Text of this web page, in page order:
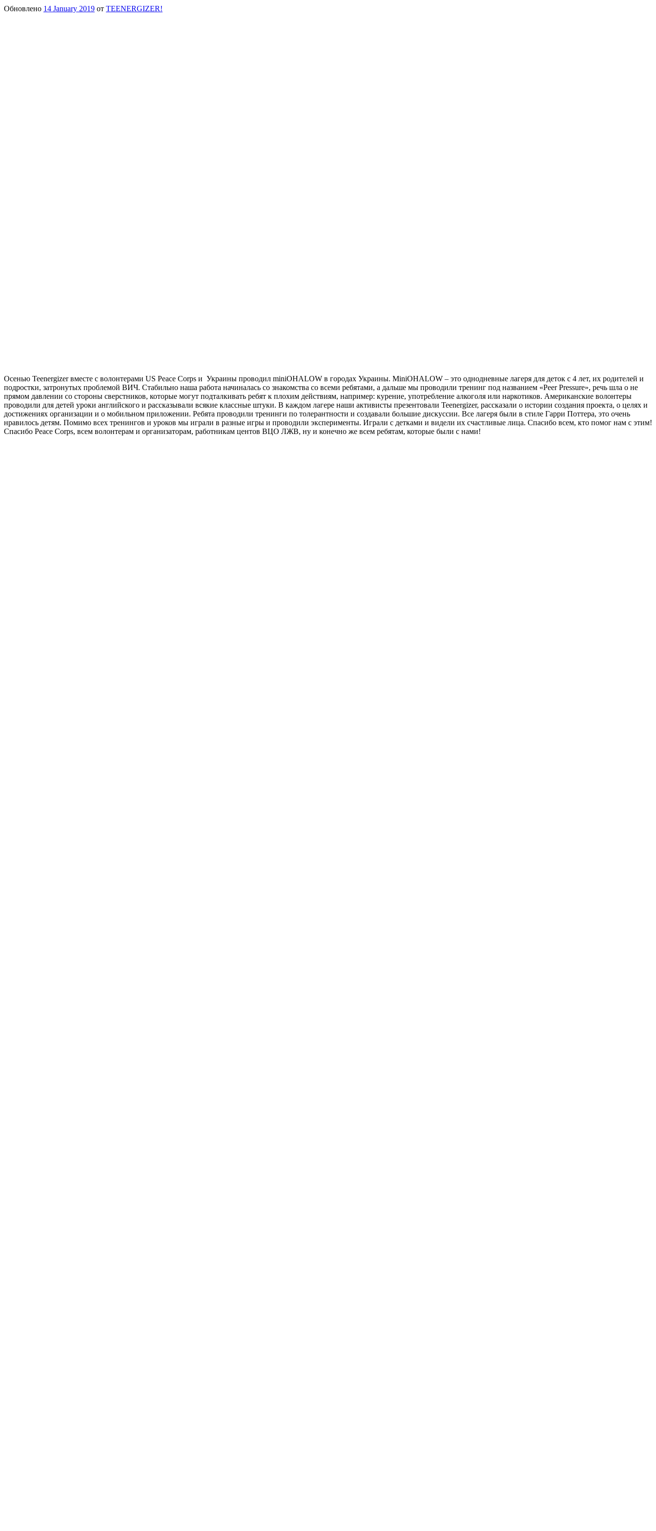
Обновлено 14 January 2019 от TEENERGIZER!
Осенью Teenergizer вместе с волонтерами US Peace Corps и Украины проводил miniOHALOW в городах Украины. MiniOHALOW – это однодневные лагеря для деток с 4 лет, их родителей и
подростки, затронутых проблемой ВИЧ. Стабильно наша работа начиналась со знакомства со всеми ребятами, а дальше мы проводили тренинг под названием «Peer Pressure», речь шла о не
прямом давлении со стороны сверстников, которые могут подталкивать ребят к плохим действиям, например: курение, употребление алкоголя или наркотиков. Американские волонтеры
проводили для детей уроки английского и рассказывали всякие классные штуки. В каждом лагере наши активисты презентовали Teenergizer, рассказали о истории создания проекта, о целях и
достижениях организации и о мобильном приложении. Ребята проводили тренинги по толерантности и создавали большие дискуссии. Все лагеря были в стиле Гарри Поттера, это очень
нравилось детям. Помимо всех тренингов и уроков мы играли в разные игры и проводили эксперименты. Играли с детками и видели их счастливые лица. Спасибо всем, кто помог нам с этим!
Спасибо Peace Corps, всем волонтерам и организаторам, работникам центов ВЦО ЛЖВ, ну и конечно же всем ребятам, которые были с нами!